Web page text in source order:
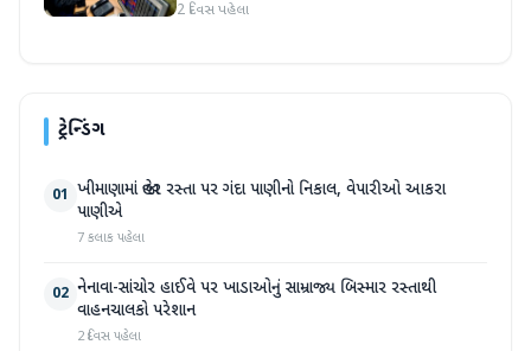
2 દિવસ પહેલા
ટ્રેન્ડિંગ
01 ખીમાણામાં જાહેર રસ્તા પર ગંદા પાણીનો નિકાલ, વેપારીઓ આકરા
પાણીએ
7 કલાક પહેલા
02 નેનાવા-સાંચોર હાઈવે પર ખાડાઓનું સામ્રાજ્ય બિસ્માર રસ્તાથી
વાહનચાલકો પરેશાન
2 દિવસ પહેલા